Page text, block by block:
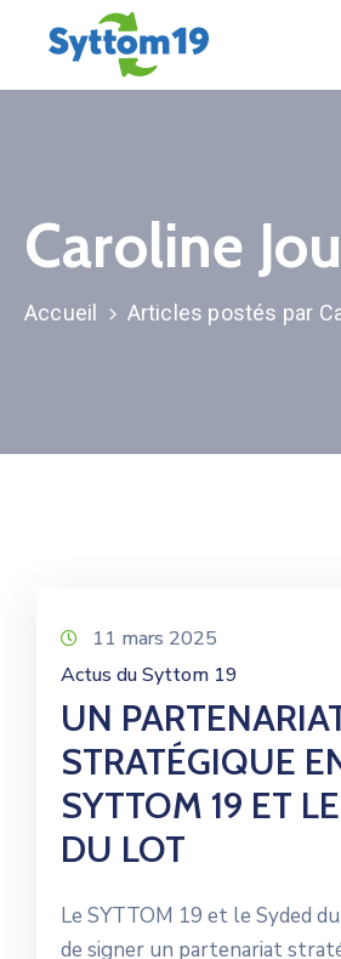
19
Consignes
de
Caroline
Accueil Articles postés par
11 mars 2025
Actus du Syttom 19
UN
STRATÉGIQUE
SYTTOM 19 ET
DU LOT
Le SYTTOM 19 et le Syded
de signer un partenariat